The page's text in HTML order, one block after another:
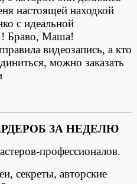
настоящей находкой
с идеальной
Браво, Маша!
видеозапись, а кто
можно заказать
ЗА НЕДЕЛЮ
профессионалов.
секреты, авторские